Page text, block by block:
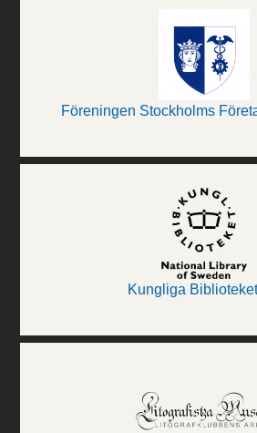
Föreningen Stockholms
Kungliga Biblioteket